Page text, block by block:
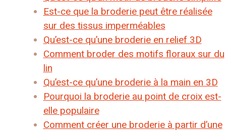
Est-ce que la broderie peut être réalisée
sur des tissus imperméables
Qu’est-ce qu’une broderie en relief 3D
Comment broder des motifs floraux sur du
lin
Qu’est-ce qu’une broderie à la main en 3D
Pourquoi la broderie au point de croix est-
elle populaire
Comment créer une broderie à partir d’une